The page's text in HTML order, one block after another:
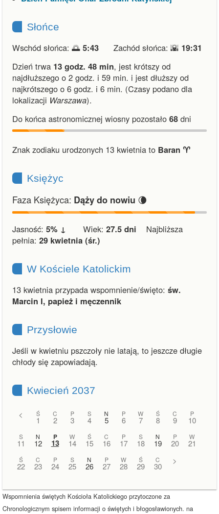
Słońce
Wschód słońca: 🌅 5:43 Zachód słońca: 🌇 19:31
Dzień trwa 13 godz. 48 min, jest krótszy od
najdłuższego o 2 godz. i 59 min. i jest dłuższy od
najkrótszego o 6 godz. i 6 min. (Czasy podano dla
lokalizacji Warszawa).
Do końca astronomicznej wiosny pozostało 68 dni
Znak zodiaku urodzonych 13 kwietnia to Baran ♈︎
Księżyc
Faza Księżyca: Dąży do nowiu 🌘
Jasność: 5% ↓ Wiek: 27.5 dni Najbliższa
pełnia: 29 kwietnia (śr.)
W Kościele Katolickim
13 kwietnia przypada wspomnienie/święto: św.
Marcin I, papież i męczennik
Przysłowie
Jeśli w kwietniu pszczoły nie latają, to jeszcze długie
chłody się zapowiadają.
Kwiecień 2037
< Ś
1
C
2
P
3
S
4
N
5
P
6
W
7
Ś
8
C
9
P
10
S
11
N
12
P
13
W
14
Ś
15
C
16
P
17
S
18
N
19
P
20
W
21
Ś
22
C
23
P
24
S
25
N
26
P
27
W
28
Ś
29
C
30
>
Wspomnienia świętych Kościoła Katolickiego przytoczone za
Chronologicznym spisem informacji o świętych i błogosławionych. na